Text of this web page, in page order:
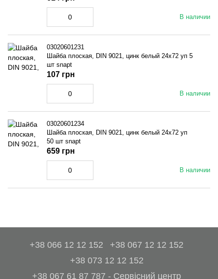
В наличии
03020601231
Шайба плоская, DIN 9021, цинк белый 24x72 уп 5
шт snapt
В наличии
107 грн
03020601234
Шайба плоская, DIN 9021, цинк белый 24x72 уп
50 шт snapt
В наличии
659 грн
+38 066 12 12 152
+38 067 12 12 152
+38 073 12 12 152
+38 067 61 87 787 - Сервісний центр